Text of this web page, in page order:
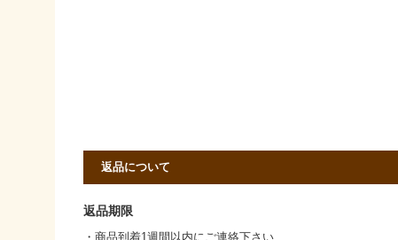
返品について
返品期限
・商品到着1週間以内にご連絡下さい